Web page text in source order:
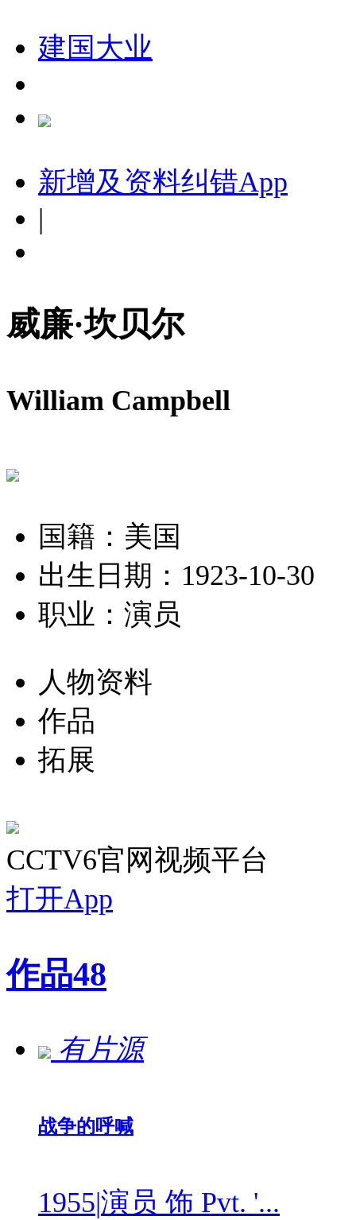
建国大业
新增及资料纠错App
|
威廉·坎贝尔
William Campbell
国籍：美国
出生日期：1923-10-30
职业：演员
人物资料
作品
拓展
CCTV6官网视频平台
打开App
作品48
有片源
战争的呼喊
1955|演员 饰 Pvt. '...